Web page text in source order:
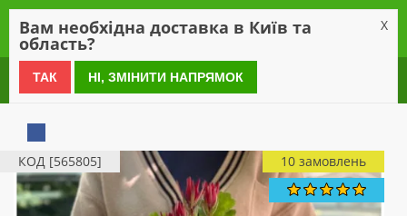
0 800 21 54 55
КОД [565805] 10 замовлень
Вам необхідна доставка в Київ та
область?
X
ТАК НІ, ЗМІНИТИ НАПРЯМОК